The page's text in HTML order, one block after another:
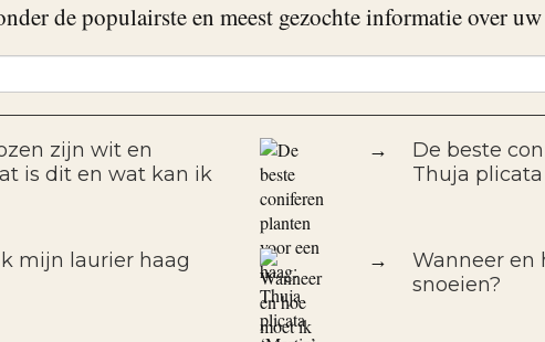
de populairste en meest gezochte informatie over
zijn wit en
is dit en wat kan ik
→
De beste
Thuja plicata
mijn laurier haag
→
Wanneer en
snoeien?